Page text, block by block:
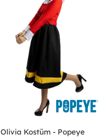
Olivia Kostüm - Popeye